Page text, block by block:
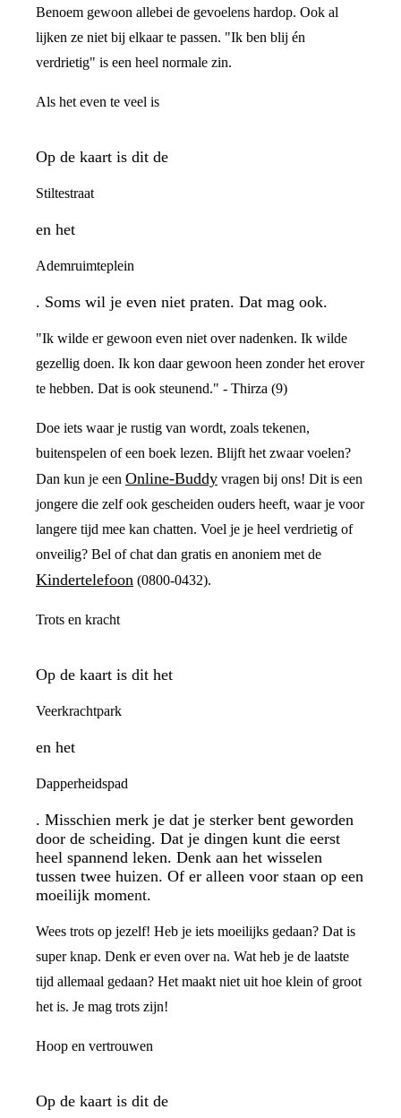
Benoem gewoon allebei de gevoelens hardop. Ook al
lijken ze niet bij elkaar te passen. "Ik ben blij én
verdrietig" is een heel normale zin.
Als het even te veel is
Op de kaart is dit de
Stiltestraat
en het
Ademruimteplein
. Soms wil je even niet praten. Dat mag ook.
"Ik wilde er gewoon even niet over nadenken. Ik wilde
gezellig doen. Ik kon daar gewoon heen zonder het erover
te hebben. Dat is ook steunend." - Thirza (9)
Doe iets waar je rustig van wordt, zoals tekenen,
buitenspelen of een boek lezen. Blijft het zwaar voelen?
Dan kun je een Online-Buddy vragen bij ons! Dit is een
jongere die zelf ook gescheiden ouders heeft, waar je voor
langere tijd mee kan chatten. Voel je je heel verdrietig of
onveilig? Bel of chat dan gratis en anoniem met de
Kindertelefoon (0800-0432).
Trots en kracht
Op de kaart is dit het
Veerkrachtpark
en het
Dapperheidspad
. Misschien merk je dat je sterker bent geworden
door de scheiding. Dat je dingen kunt die eerst
heel spannend leken. Denk aan het wisselen
tussen twee huizen. Of er alleen voor staan op een
moeilijk moment.
Wees trots op jezelf! Heb je iets moeilijks gedaan? Dat is
super knap. Denk er even over na. Wat heb je de laatste
tijd allemaal gedaan? Het maakt niet uit hoe klein of groot
het is. Je mag trots zijn!
Hoop en vertrouwen
Op de kaart is dit de